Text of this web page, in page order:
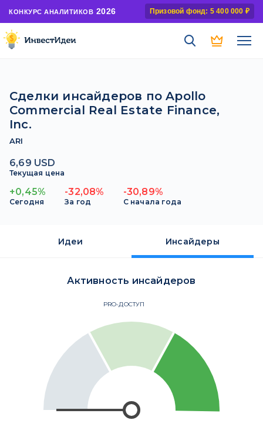
КОНКУРС АНАЛИТИКОВ 2026 Призовой фонд: 5 400 000 ₽
Сделки инсайдеров по Apollo
Commercial Real Estate Finance,
Inc.
ARI
6,69 USD
Текущая цена
+0,45%
Сегодня
-32,08%
За год
-30,89%
С начала года
Идеи Инсайдеры
Активность инсайдеров
PRO-ДОСТУП